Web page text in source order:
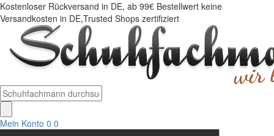
Kostenloser Rückversand in DE, ab 99€ Bestellwert keine
Versandkosten in DE,Trusted Shops zertifiziert
Mein Konto 0 0